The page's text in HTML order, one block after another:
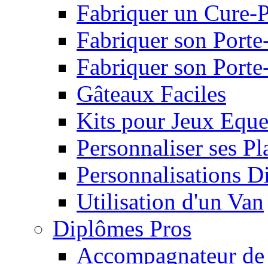
Fabriquer un Cure-
Fabriquer son
Fabriquer son
Gâteaux Faciles
Kits pour Jeux
Personnaliser ses
Personnalisations
Utilisation d'un Van
Diplômes Pros
Accompagnateur